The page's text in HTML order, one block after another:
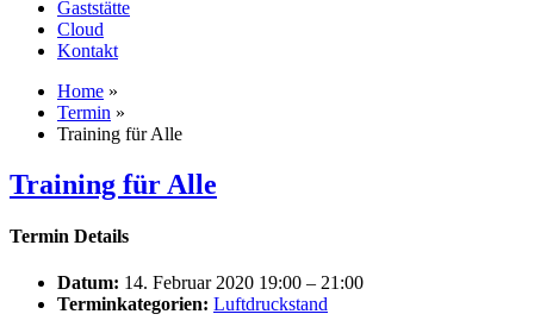
Gaststätte
Cloud
Kontakt
Home »
Termin »
Training für Alle
Training für Alle
Termin Details
Datum: 14. Februar 2020 19:00 – 21:00
Terminkategorien: Luftdruckstand